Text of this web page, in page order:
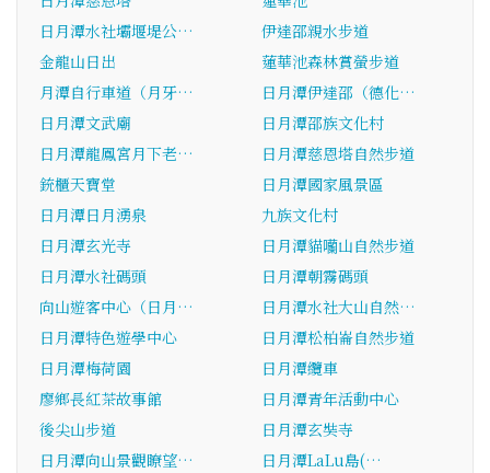
日月潭水社壩堰堤公…
伊達邵親水步道
金龍山日出
蓮華池森林賞螢步道
月潭自行車道（月牙…
日月潭伊達邵（德化…
日月潭文武廟
日月潭邵族文化村
日月潭龍鳳宮月下老…
日月潭慈恩塔自然步道
銃櫃天寶堂
日月潭國家風景區
日月潭日月湧泉
九族文化村
日月潭玄光寺
日月潭貓囒山自然步道
日月潭水社碼頭
日月潭朝霧碼頭
向山遊客中心（日月…
日月潭水社大山自然…
日月潭特色遊學中心
日月潭松柏崙自然步道
日月潭梅荷園
日月潭纜車
廖鄉長紅茶故事館
日月潭青年活動中心
後尖山步道
日月潭玄奘寺
日月潭向山景觀瞭望…
日月潭LaLu島(…